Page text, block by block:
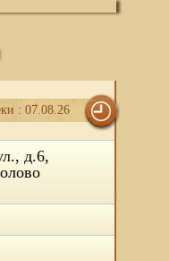
: 07.08.26
д.6,